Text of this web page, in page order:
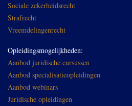
Sociale zekerheidsrecht
Strafrecht
Vreemdelingenrecht
Opleidingsmogelijkheden:
Aanbod juridische cursussen
Aanbod specialisatieopleidingen
Aanbod webinars
Juridische opleidingen